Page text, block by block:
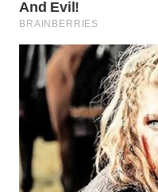
PAKPAK
WN
KARAWANG
WN
BEKASI
WN
BOGOR